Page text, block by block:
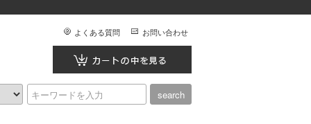
よくある質問 お問い合わせ